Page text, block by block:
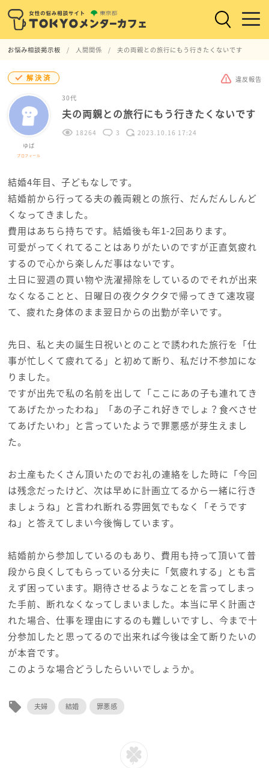
お悩み相談掲示板 人間関係 夫の両親との旅行にもう行きたくないです
解決済 違反報告
ゆば
プロフィール
30代
夫の両親との旅行にもう行きたくないです
18264 3 2023.10.16 17:24
結婚4年目、子どもなしです。
結婚前から行ってる夫の義両親との旅行、だんだんしんど
くなってきました。
費用はあちら持ちです。結婚後も年1-2回あります。
可愛がってくれてることはありがたいのですが正直気疲れ
するので心から楽しんだ事はないです。
土日に翌週の買い物や洗濯掃除をしているのでそれが出来
なくなることと、日曜日の夜クタクタで帰ってきて速攻寝
て、疲れた身体のまま翌日からの出勤が辛いです。
先日、私と夫の誕生日祝いとのことで誘われた旅行を「仕
事が忙しくて疲れてる」と初めて断り、私だけ不参加にな
りました。
ですが出先で私の名前を出して「ここにあの子も連れてき
てあげたかったわね」「あの子これ好きでしょ？食べさせ
てあげたいわ」と言っていたようで罪悪感が芽生えまし
た。
お土産もたくさん頂いたのでお礼の連絡をした時に「今回
は残念だったけど、次は早めに計画立てるから一緒に行き
ましょうね」と言われ断れる雰囲気でもなく「そうです
ね」と答えてしまい今後悔しています。
結婚前から参加しているのもあり、費用も持って頂いて普
段から良くしてもらっている分夫に「気疲れする」とも言
えず困っています。期待させるようなことを言ってしまっ
た手前、断れなくなってしまいました。本当に早く計画さ
れた場合、仕事を理由にするのも難しいですし、今まで十
分参加したと思ってるので出来れば今後は全て断りたいの
が本音です。
このような場合どうしたらいいでしょうか。
local_offer 夫婦 結婚 罪悪感